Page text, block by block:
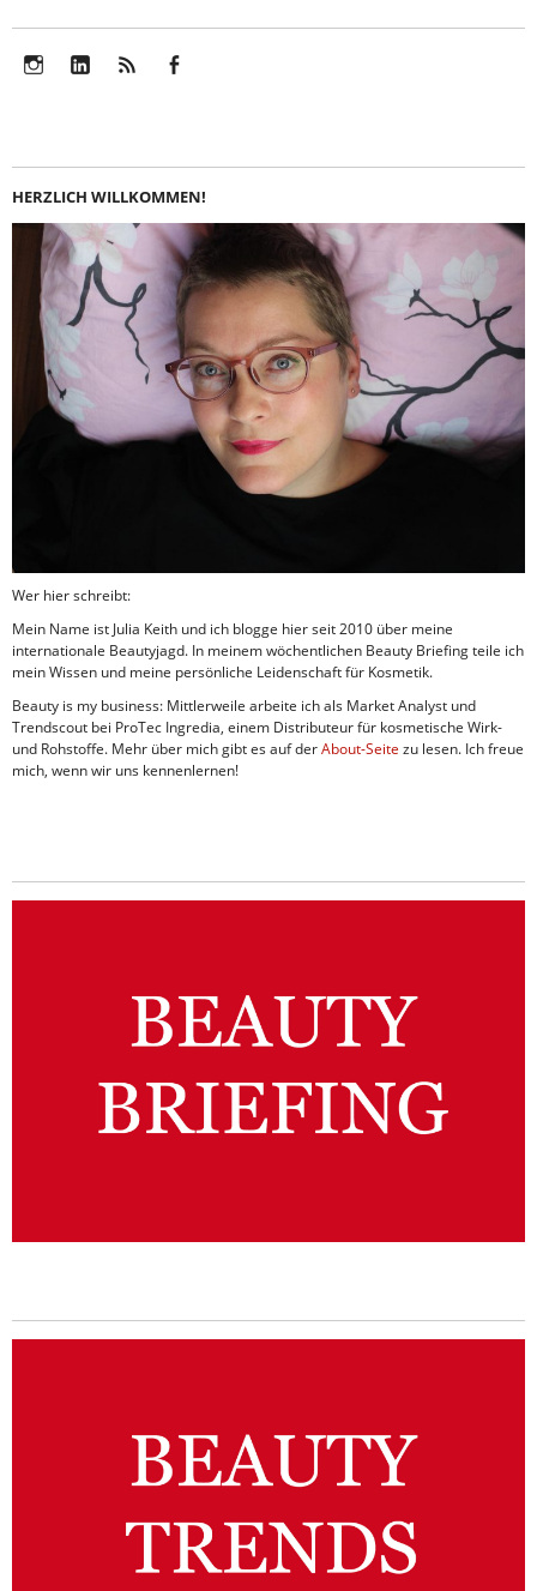
HERZLICH WILLKOMMEN!
Wer hier schreibt:
Mein Name ist Julia Keith und ich blogge hier seit 2010 über meine
internationale Beautyjagd. In meinem wöchentlichen Beauty Briefing teile ich
mein Wissen und meine persönliche Leidenschaft für Kosmetik.
Beauty is my business: Mittlerweile arbeite ich als Market Analyst und
Trendscout bei ProTec Ingredia, einem Distributeur für kosmetische Wirk-
und Rohstoffe. Mehr über mich gibt es auf derAbout-Seite zu lesen. Ich freue
mich, wenn wir uns kennenlernen!